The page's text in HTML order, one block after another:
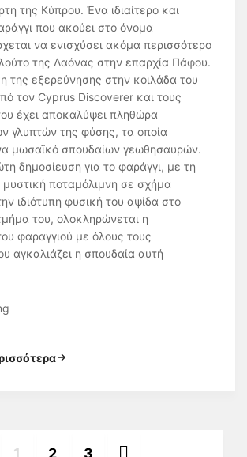
της Κύπρου. Ένα ιδιαίτερο και
που ακούει στο όνομα
να ενισχύσει ακόμα περισσότερο
της Λαόνας στην επαρχία Πάφου.
της εξερεύνησης στην κοιλάδα του
τον Cyprus Discoverer και τους
έχει αποκαλύψει πληθώρα
γλυπτών της φύσης, τα οποία
μωσαϊκό σπουδαίων γεωθησαυρών.
δημοσίευση για το φαράγγι, με τη
μυστική ποταμόλιμνη σε σχήμα
ιδιότυπη φυσική του αψίδα στο
του, ολοκληρώνεται η
φαραγγιού με όλους τους
αγκαλιάζει η σπουδαία αυτή
1 2 3